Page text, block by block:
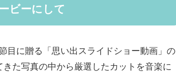
ビーにして
目に贈る「思い出スライドショー動画」の
た写真の中から厳選したカットを音楽に